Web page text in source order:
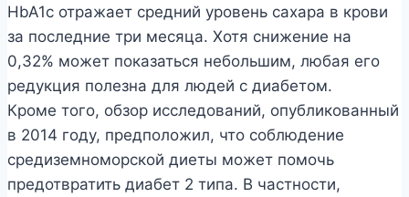
HbA1c отражает средний уровень сахара в крови
за последние три месяца. Хотя снижение на
0,32% может показаться небольшим, любая его
редукция полезна для людей с диабетом.
Кроме того, обзор исследований, опубликованный
в 2014 году, предположил, что соблюдение
средиземноморской диеты может помочь
предотвратить диабет 2 типа. В частности,